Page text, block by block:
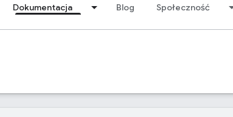
Dokumentacja Blog Społeczność